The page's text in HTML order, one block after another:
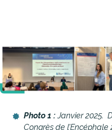
Photo 1 :Janvier 2025.
Congrès de